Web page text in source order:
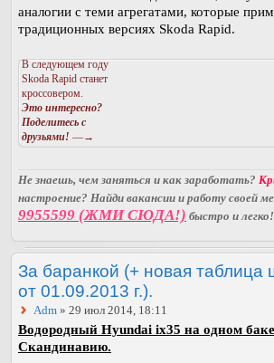
аналогии с теми агрегатами, которые
традиционных версиях Skoda Rapid.
В следующем году
Skoda Rapid станет
кроссовером.
Это интересно?
Поделитесь с
друзьями! —→
Не знаешь, чем заняться и как заработать?
настроение? Найди вакансии и работу своей
9955599 (ЖМИ СЮДА!) быстро и легко!
За баранкой (+ новая
от 01.09.2013 г.).
Adm » 29 июл 2014, 18:11
Водородный Hyundai ix35 на одном баке
Скандинавию.